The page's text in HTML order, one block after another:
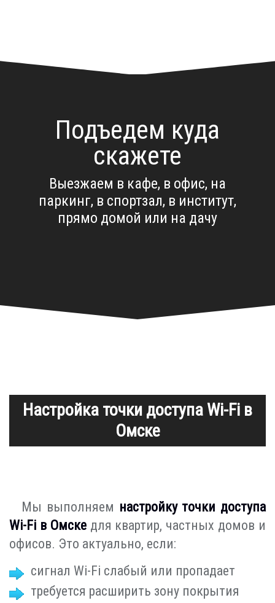
Подъедем куда
скажете
Выезжаем в кафе, в офис, на
паркинг, в спортзал, в институт,
прямо домой или на дачу
Настройка точки доступа Wi-Fi в
Омске
Мы выполняем настройку точки доступа
Wi-Fi в Омскедля квартир, частных домов и
офисов. Это актуально, если:
сигнал Wi-Fi слабый или пропадает
требуется расширить зону покрытия